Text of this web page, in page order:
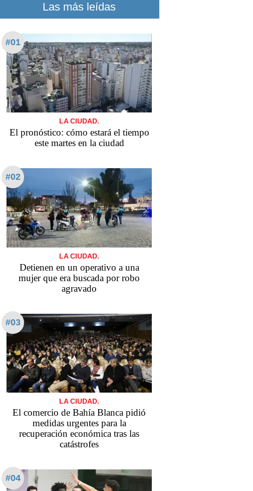
Las más leídas
#01
LA CIUDAD.
El pronóstico: cómo estará el tiempo
este martes en la ciudad
#02
LA CIUDAD.
Detienen en un operativo a una
mujer que era buscada por robo
agravado
#03
LA CIUDAD.
El comercio de Bahía Blanca pidió
medidas urgentes para la
recuperación económica tras las
catástrofes
#04